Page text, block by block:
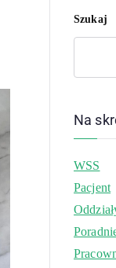
Szukaj
Na
WSS
Pacjent